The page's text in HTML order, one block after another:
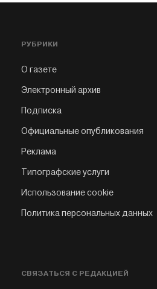
РУБРИКИ
О газете
Электронный архив
Подписка
Официальные опубликования
Реклама
Типографские услуги
Использование cookie
Политика персональных данных
СВЯЗАТЬСЯ С РЕДАКЦИЕЙ